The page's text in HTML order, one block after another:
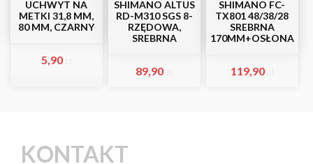
UCHWYT NA
METKI 31,8 MM,
80 MM, CZARNY
5,90
SHIMANO ALTUS
RD-M310 SGS 8-
RZĘDOWA,
SREBRNA
89,90
SHIMANO FC-
TX801 48/38/28
SREBRNA
170MM+OSŁONA
119,90
KONTAKT